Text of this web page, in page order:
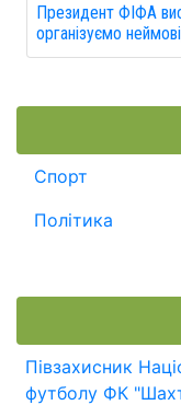
Президент ФІФА
організуємо
Спорт
Політика
Півзахисник
футболу ФК